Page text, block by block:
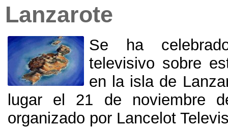
Lanzarote
Se ha
televisivo sobre
en la isla de
lugar el 21 de noviembre
organizado por Lancelot